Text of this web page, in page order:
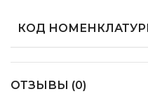
КОД
ОТЗЫВЫ (0)